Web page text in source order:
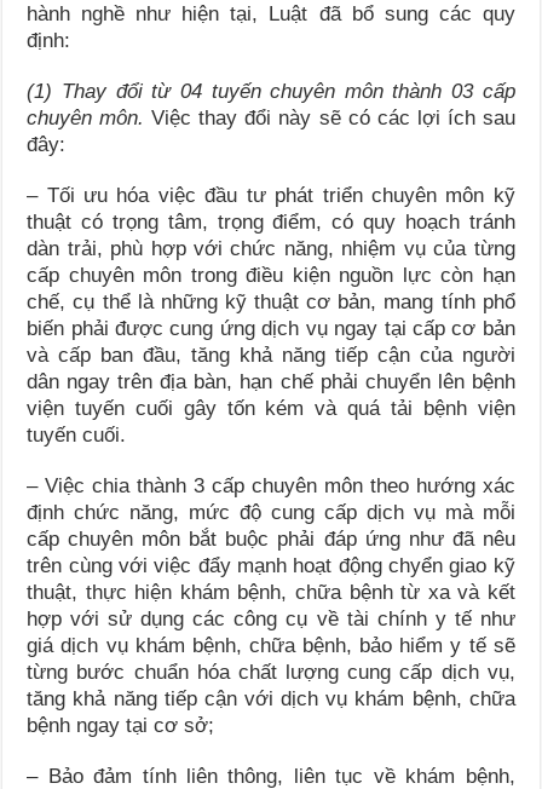
hành nghề như hiện tại, Luật đã bổ sung các quy
định:
(1) Thay đổitừ 04 tuyến chuyên môn thành 03 cấp
chuyên môn. Việc thay đổi này sẽ có các lợi ích sau
đây:
– Tối ưu hóa việc đầu tư phát triển chuyên môn kỹ
thuật có trọng tâm, trọng điểm, có quy hoạch tránh
dàn trải, phù hợp với chức năng, nhiệm vụ của từng
cấp chuyên môn trong điều kiện nguồn lực còn hạn
chế, cụ thể là những kỹ thuật cơ bản, mang tính phổ
biến phải được cung ứng dịch vụ ngay tại cấp cơ bản
và cấp ban đầu, tăng khả năng tiếp cận của người
dân ngay trên địa bàn, hạn chế phải chuyển lên bệnh
viện tuyến cuối gây tốn kém và quá tải bệnh viện
tuyến cuối.
– Việc chia thành 3 cấp chuyên môn theo hướng xác
định chức năng, mức độ cung cấp dịch vụ mà mỗi
cấp chuyên môn bắt buộc phải đáp ứng như đã nêu
trên cùng với việc đẩy mạnh hoạt động chyển giao kỹ
thuật, thực hiện khám bệnh, chữa bệnh từ xa và kết
hợp với sử dụng các công cụ về tài chính y tế như
giá dịch vụ khám bệnh, chữa bệnh, bảo hiểm y tế sẽ
từng bước chuẩn hóa chất lượng cung cấp dịch vụ,
tăng khả năng tiếp cận với dịch vụ khám bệnh, chữa
bệnh ngay tại cơ sở;
– Bảo đảm tính liên thông, liên tục về khám bệnh,